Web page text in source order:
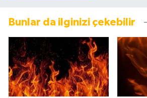
Bunlar da ilginizi çekebilir